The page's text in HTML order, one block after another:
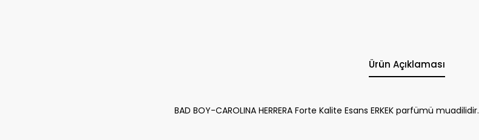
Ürün Açıklaması
BAD BOY-CAROLINA HERRERA Forte Kalite Esans ERKEK parfümü muadilidir.